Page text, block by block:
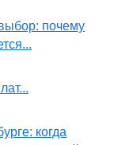
почему
когда